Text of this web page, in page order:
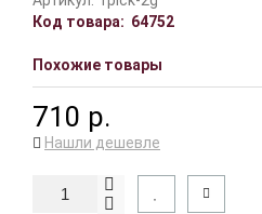
Код товара: 64752
Похожие товары
710 р.
Нашли дешевле